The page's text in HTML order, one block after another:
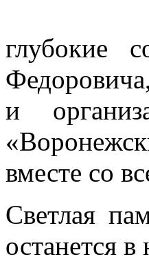
В этот
глубокие
и
вместе со
Светлая
останется